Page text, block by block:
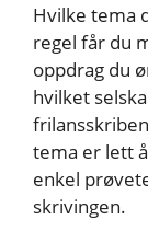
Hvilke tema
regel får du
oppdrag du
hvilket
tema er lett
enkel
skrivingen.